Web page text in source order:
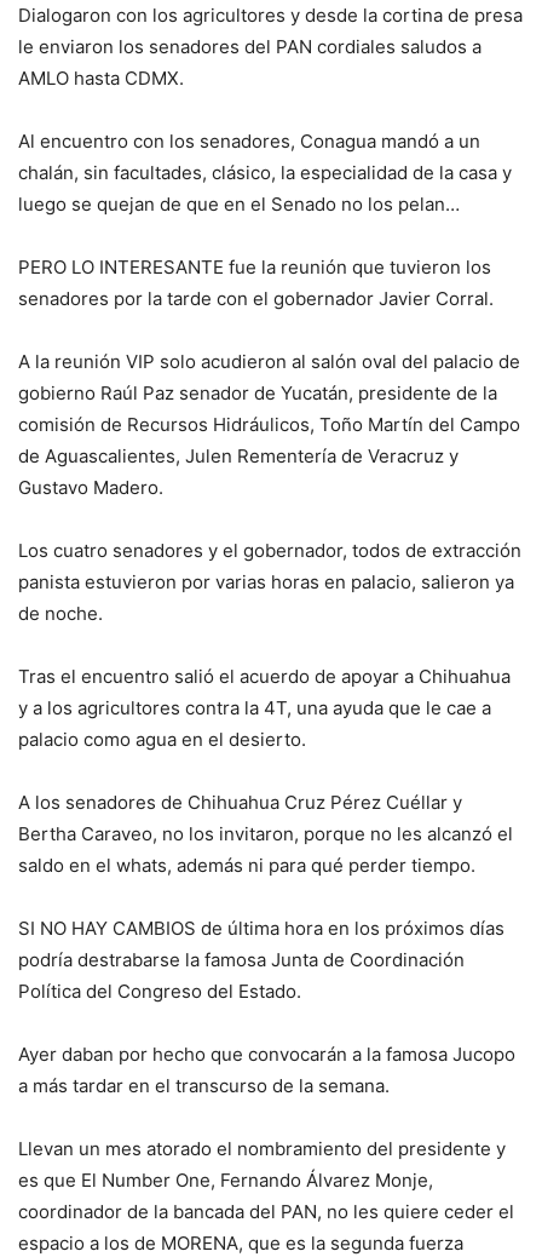
Dialogaron con los agricultores y desde la cortina de presa
le enviaron los senadores del PAN cordiales saludos a
AMLO hasta CDMX.
Al encuentro con los senadores, Conagua mandó a un
chalán, sin facultades, clásico, la especialidad de la casa y
luego se quejan de que en el Senado no los pelan…
PERO LO INTERESANTE fue la reunión que tuvieron los
senadores por la tarde con el gobernador Javier Corral.
A la reunión VIP solo acudieron al salón oval del palacio de
gobierno Raúl Paz senador de Yucatán, presidente de la
comisión de Recursos Hidráulicos, Toño Martín del Campo
de Aguascalientes, Julen Rementería de Veracruz y
Gustavo Madero.
Los cuatro senadores y el gobernador, todos de extracción
panista estuvieron por varias horas en palacio, salieron ya
de noche.
Tras el encuentro salió el acuerdo de apoyar a Chihuahua
y a los agricultores contra la 4T, una ayuda que le cae a
palacio como agua en el desierto.
A los senadores de Chihuahua Cruz Pérez Cuéllar y
Bertha Caraveo, no los invitaron, porque no les alcanzó el
saldo en el whats, además ni para qué perder tiempo.
SI NO HAY CAMBIOS de última hora en los próximos días
podría destrabarse la famosa Junta de Coordinación
Política del Congreso del Estado.
Ayer daban por hecho que convocarán a la famosa Jucopo
a más tardar en el transcurso de la semana.
Llevan un mes atorado el nombramiento del presidente y
es que El Number One, Fernando Álvarez Monje,
coordinador de la bancada del PAN, no les quiere ceder el
espacio a los de MORENA, que es la segunda fuerza